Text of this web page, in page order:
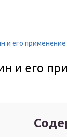
и его
и его